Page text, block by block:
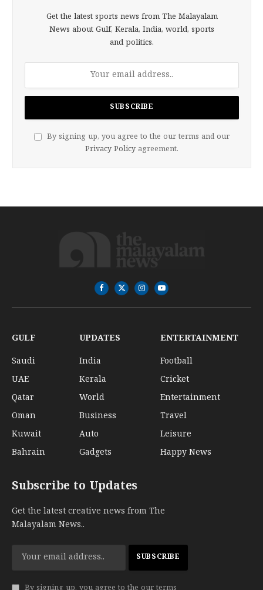
Get the latest sports news from The Malayalam
News about Gulf, Kerala, India, world, sports
and politics.
By signing up, you agree to the our terms and our
Privacy Policy agreement.
Facebook
X
(Twitter)
InstagramYouTube
GULF
Saudi
UAE
Qatar
Oman
Kuwait
Bahrain
UPDATES
India
Kerala
World
Business
Auto
Gadgets
ENTERTAINMENT
Football
Cricket
Entertainment
Travel
Leisure
Happy News
Subscribe to Updates
Get the latest creative news from The
Malayalam News..